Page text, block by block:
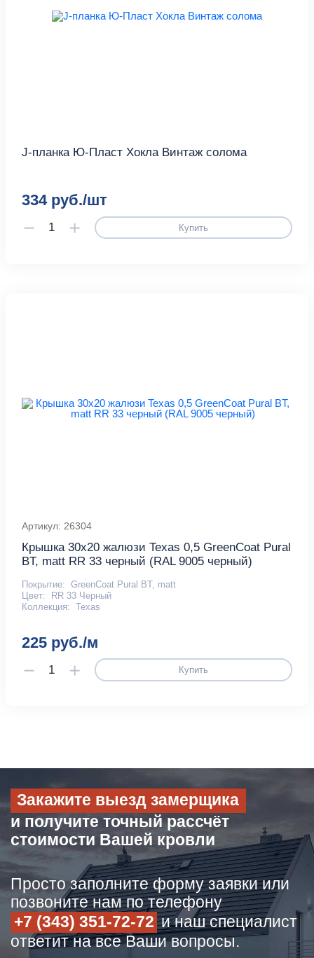
J-планка Ю-Пласт Хокла Винтаж солома
334 руб./шт
Купить
Артикул: 26304
Крышка 30х20 жалюзи Texas 0,5 GreenCoat Pural
BT, matt RR 33 черный (RAL 9005 черный)
Покрытие: GreenCoat Pural BT, matt
Цвет:
RR 33 Черный
Коллекция: Texas
225 руб./м
Купить
Закажите выезд замерщика
и получите точный рассчёт
стоимости Вашей кровли
Просто заполните форму заявки или
позвоните нам по телефону
+7 (343) 351-72-72 и наш специалист
ответит на все Ваши вопросы.